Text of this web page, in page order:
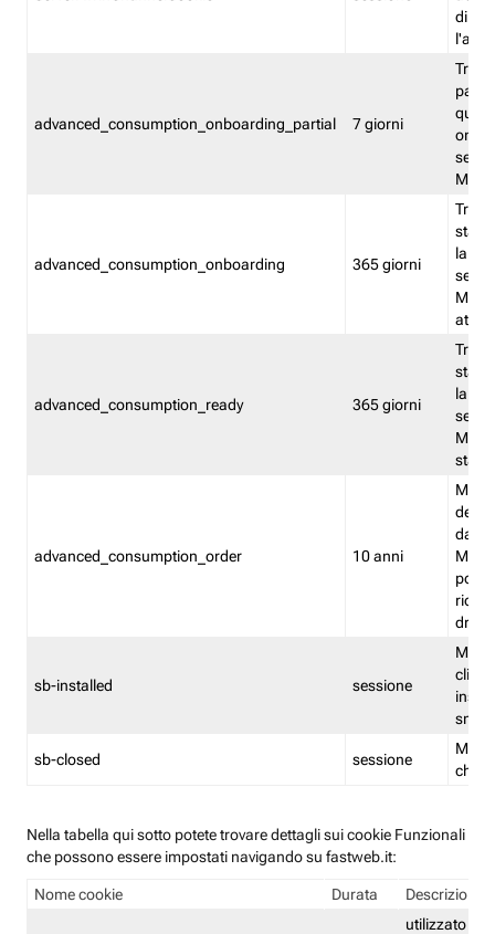
advanced_consumption_onboarding_partial 7 giorni
advanced_consumption_onboarding 365 giorni
stata
la
advanced_consumption_ready 365 giorni
stata
la
stato
advanced_consumption_order 10 anni
delle
sb-installed sessione
sb-closed sessione
Nella tabella qui sotto potete trovare dettagli sui cookie Funzionali
che possono essere impostati navigando su fastweb.it:
Nome cookie Durata Descrizione
utilizzato per